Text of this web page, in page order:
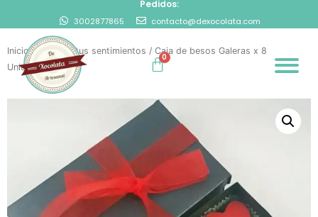
Pedidos:
3002877865 contacto@dexocolata.com
Inicio/Expresa tus sentimientos / Caja de besos Galeras x 8
Unidades.